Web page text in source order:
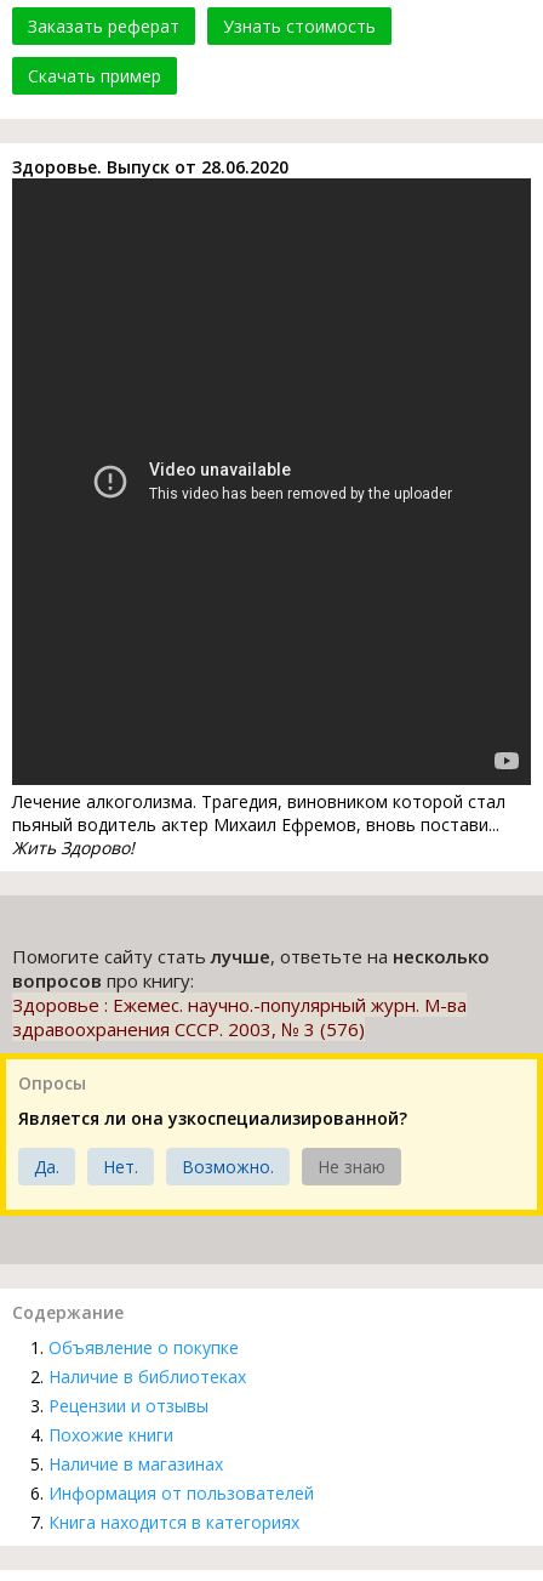
Заказать реферат Узнать стоимость
Скачать пример
Здоровье. Выпуск от 28.06.2020
Лечение алкоголизма. Трагедия, виновником которой стал
пьяный водитель актер Михаил Ефремов, вновь постави...
Жить Здорово!
Помогите сайту статьлучше, ответьте на несколько
вопросов про книгу:
Здоровье : Ежемес. научно.-популярный журн. М-ва
здравоохранения СССР. 2003, № 3 (576)
Опросы
Является ли она узкоспециализированной?
Да. Нет. Возможно. Не знаю
Содержание
Объявление о покупке
Наличие в библиотеках
Рецензии и отзывы
Похожие книги
Наличие в магазинах
Информация от пользователей
Книга находится в категориях